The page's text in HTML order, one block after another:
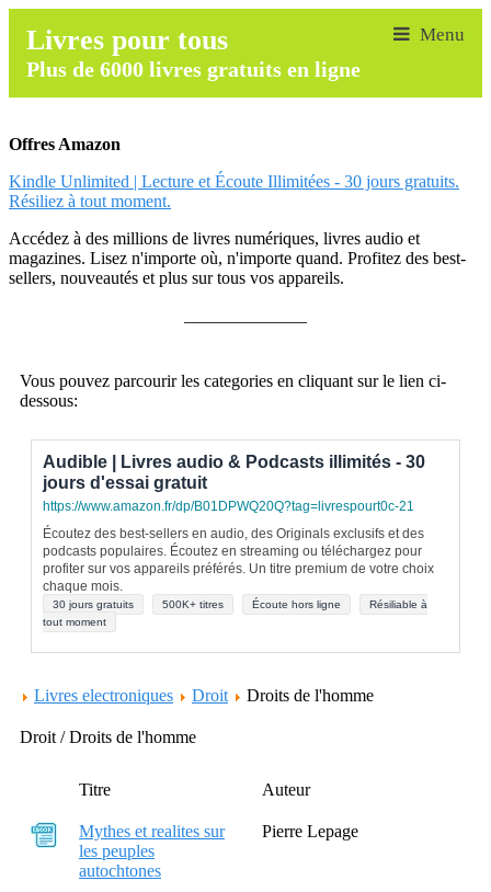
Livres pour tous
Plus de 6000 livres gratuits en ligne
Offres Amazon
Kindle Unlimited | Lecture et Écoute Illimitées - 30 jours gratuits.
Résiliez à tout moment.
Accédez à des millions de livres numériques, livres audio et
magazines. Lisez n'importe où, n'importe quand. Profitez des best-
sellers, nouveautés et plus sur tous vos appareils.
Vous pouvez parcourir les categories en cliquant sur le lien ci-
dessous:
Audible | Livres audio & Podcasts illimités - 30
jours d'essai gratuit
https://www.amazon.fr/dp/B01DPWQ20Q?tag=livrespourt0c-21
Écoutez des best-sellers en audio, des Originals exclusifs et des
podcasts populaires. Écoutez en streaming ou téléchargez pour
profiter sur vos appareils préférés. Un titre premium de votre choix
chaque mois.
30 jours gratuits 500K+ titres Écoute hors ligne
Résiliable à
tout moment
Livres electroniques Droit Droits de l'homme
Droit / Droits de l'homme
Titre Auteur
Mythes et realites sur
les peuples
autochtones
Pierre Lepage